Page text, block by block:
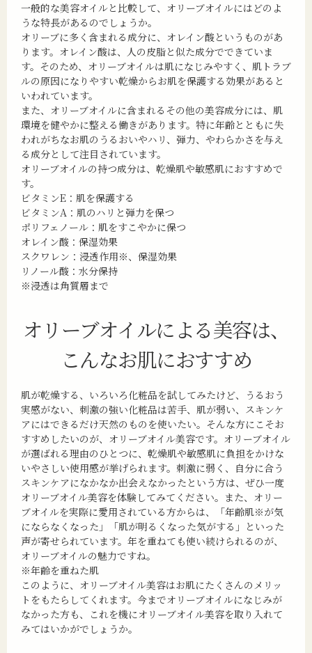
一般的な美容オイルと比較して、オリーブオイルにはどのよ
うな特長があるのでしょうか。
オリーブに多く含まれる成分に、オレイン酸というものがあ
ります。オレイン酸は、人の皮脂と似た成分でできていま
す。そのため、オリーブオイルは肌になじみやすく、肌トラブ
ルの原因になりやすい乾燥からお肌を保護する効果があると
いわれています。
また、オリーブオイルに含まれるその他の美容成分には、肌
環境を健やかに整える働きがあります。特に年齢とともに失
われがちなお肌のうるおいやハリ、弾力、やわらかさを与え
る成分として注目されています。
オリーブオイルの持つ成分は、乾燥肌や敏感肌におすすめで
す。
ビタミンE：肌を保護する
ビタミンA：肌のハリと弾力を保つ
ポリフェノール：肌をすこやかに保つ
オレイン酸：保湿効果
スクワレン：浸透作用※、保湿効果
リノール酸：水分保持
※浸透は角質層まで
オリーブオイルによる美容は、
こんなお肌におすすめ
肌が乾燥する、いろいろ化粧品を試してみたけど、うるおう
実感がない、刺激の強い化粧品は苦手、肌が弱い、スキンケ
アにはできるだけ天然のものを使いたい。そんな方にこそお
すすめしたいのが、オリーブオイル美容です。オリーブオイル
が選ばれる理由のひとつに、乾燥肌や敏感肌に負担をかけな
いやさしい使用感が挙げられます。刺激に弱く、自分に合う
スキンケアになかなか出会えなかったという方は、ぜひ一度
オリーブオイル美容を体験してみてください。また、オリー
ブオイルを実際に愛用されている方からは、「年齢肌※が気
にならなくなった」「肌が明るくなった気がする」といった
声が寄せられています。年を重ねても使い続けられるのが、
オリーブオイルの魅力ですね。
※年齢を重ねた肌
このように、オリーブオイル美容はお肌にたくさんのメリッ
トをもたらしてくれます。今までオリーブオイルになじみが
なかった方も、これを機にオリーブオイル美容を取り入れて
みてはいかがでしょうか。